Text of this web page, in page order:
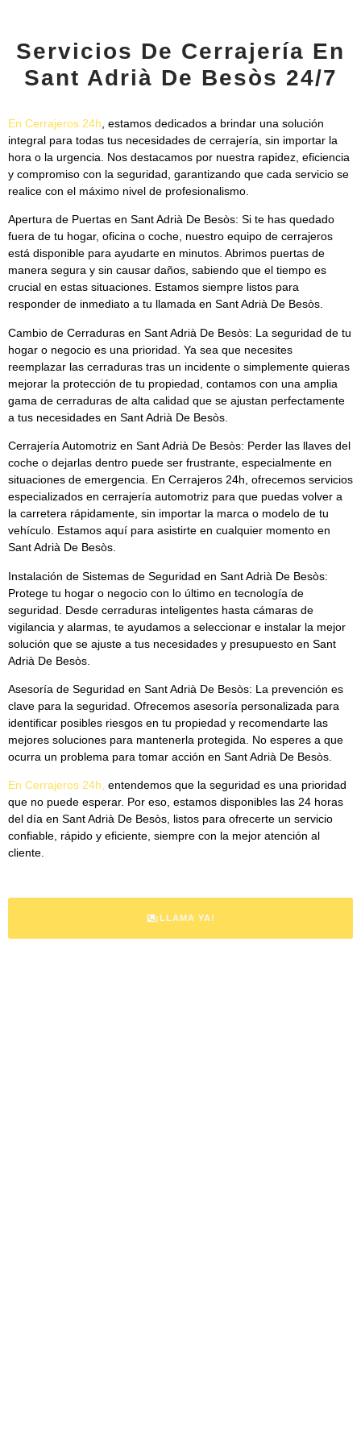
Servicios De Cerrajería En
Sant Adrià De Besòs 24/7
En Cerrajeros 24h , estamos dedicados a brindar una solución
integral para todas tus necesidades de cerrajería, sin importar la
hora o la urgencia. Nos destacamos por nuestra rapidez, eficiencia
y compromiso con la seguridad, garantizando que cada servicio se
realice con el máximo nivel de profesionalismo.
Apertura de Puertas en Sant Adrià De Besòs: Si te has quedado
fuera de tu hogar, oficina o coche, nuestro equipo de cerrajeros
está disponible para ayudarte en minutos. Abrimos puertas de
manera segura y sin causar daños, sabiendo que el tiempo es
crucial en estas situaciones. Estamos siempre listos para
responder de inmediato a tu llamada en Sant Adrià De Besòs.
Cambio de Cerraduras en Sant Adrià De Besòs: La seguridad de tu
hogar o negocio es una prioridad. Ya sea que necesites
reemplazar las cerraduras tras un incidente o simplemente quieras
mejorar la protección de tu propiedad, contamos con una amplia
gama de cerraduras de alta calidad que se ajustan perfectamente
a tus necesidades en Sant Adrià De Besòs.
Cerrajería Automotriz en Sant Adrià De Besòs: Perder las llaves del
coche o dejarlas dentro puede ser frustrante, especialmente en
situaciones de emergencia. En Cerrajeros 24h , ofrecemos servicios
especializados en cerrajería automotriz para que puedas volver a
la carretera rápidamente, sin importar la marca o modelo de tu
vehículo. Estamos aquí para asistirte en cualquier momento en
Sant Adrià De Besòs.
Instalación de Sistemas de Seguridad en Sant Adrià De Besòs:
Protege tu hogar o negocio con lo último en tecnología de
seguridad. Desde cerraduras inteligentes hasta cámaras de
vigilancia y alarmas, te ayudamos a seleccionar e instalar la mejor
solución que se ajuste a tus necesidades y presupuesto en Sant
Adrià De Besòs.
Asesoría de Seguridad en Sant Adrià De Besòs: La prevención es
clave para la seguridad. Ofrecemos asesoría personalizada para
identificar posibles riesgos en tu propiedad y recomendarte las
mejores soluciones para mantenerla protegida. No esperes a que
ocurra un problema para tomar acción en Sant Adrià De Besòs.
En Cerrajeros 24h, entendemos que la seguridad es una prioridad
que no puede esperar. Por eso, estamos disponibles las 24 horas
del día en Sant Adrià De Besòs, listos para ofrecerte un servicio
confiable, rápido y eficiente, siempre con la mejor atención al
cliente.
¡LLAMA YA!